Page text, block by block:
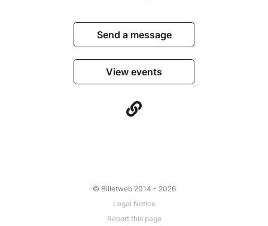
Send a message
View events
© Billetweb 2014 - 2026
Legal Notice
Report this page